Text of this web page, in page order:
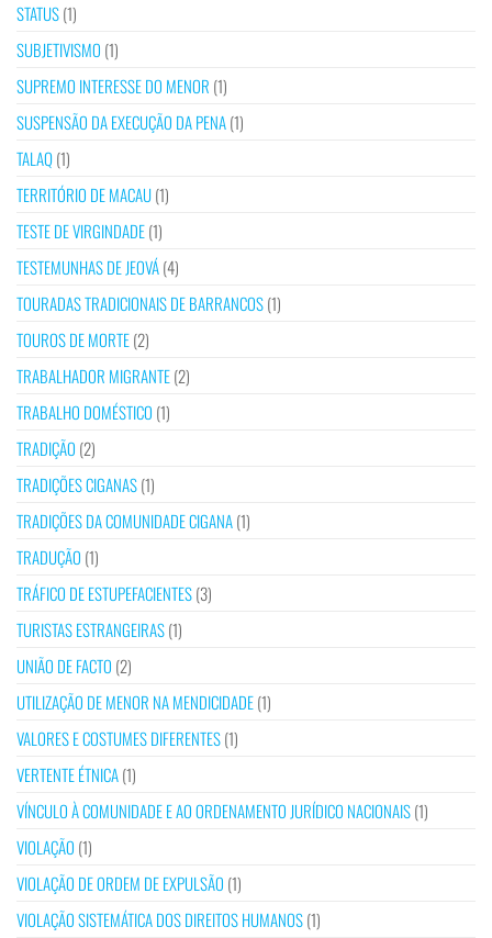
STATUS(1)
SUBJETIVISMO (1)
SUPREMO INTERESSE DO MENOR (1)
SUSPENSÃO DA EXECUÇÃO DA PENA(1)
TALAQ(1)
TERRITÓRIO DE MACAU(1)
TESTE DE VIRGINDADE(1)
TESTEMUNHAS DE JEOVÁ(4)
TOURADAS TRADICIONAIS DE BARRANCOS(1)
TOUROS DE MORTE(2)
TRABALHADOR MIGRANTE(2)
TRABALHO DOMÉSTICO (1)
TRADIÇÃO (2)
TRADIÇÕES CIGANAS(1)
TRADIÇÕES DA COMUNIDADE CIGANA(1)
TRADUÇÃO (1)
TRÁFICO DE ESTUPEFACIENTES(3)
TURISTAS ESTRANGEIRAS(1)
UNIÃO DE FACTO (2)
UTILIZAÇÃO DE MENOR NA MENDICIDADE(1)
VALORES E COSTUMES DIFERENTES(1)
VERTENTE ÉTNICA(1)
VÍNCULO À COMUNIDADE E AO ORDENAMENTO JURÍDICO NACIONAIS(1)
VIOLAÇÃO (1)
VIOLAÇÃO DE ORDEM DE EXPULSÃO (1)
VIOLAÇÃO SISTEMÁTICA DOS DIREITOS HUMANOS(1)